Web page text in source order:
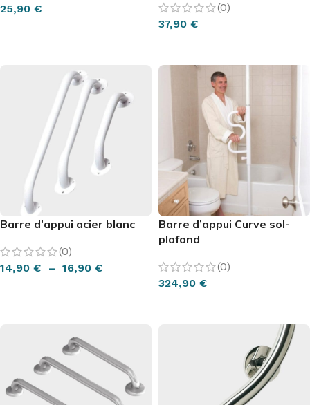
25,90 €
(0)
37,90 €
Barre d’appui acier blanc
(0)
14,90 € – 16,90 €
Barre d’appui Curve sol-
plafond
(0)
324,90 €